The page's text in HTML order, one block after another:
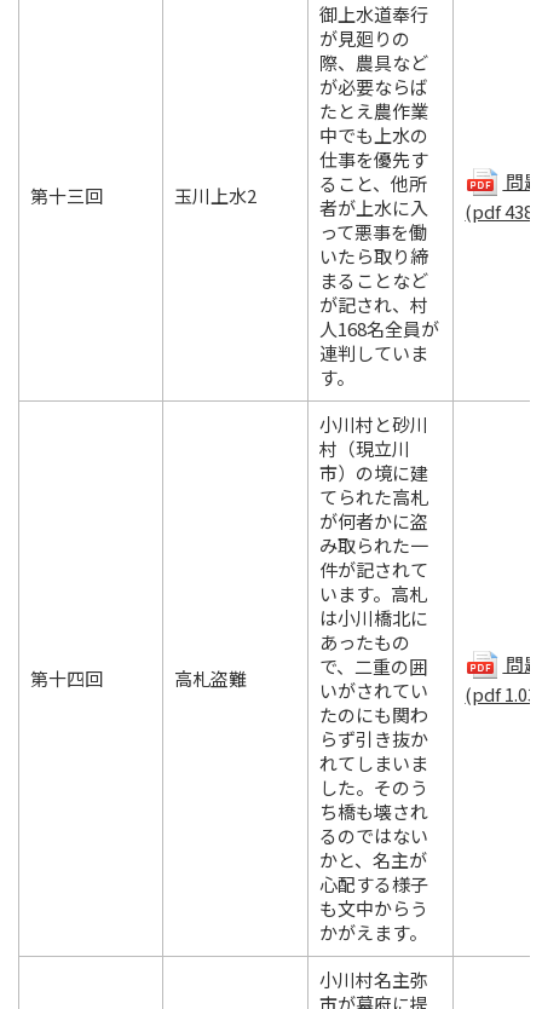
第十三回 玉川上水2
御上水道奉行
が見廻りの
際、農具など
が必要ならば
たとえ農作業
中でも上水の
仕事を優先す
ること、他所
者が上水に入
って悪事を働
いたら取り締
まることなど
が記され、村
人168名全員が
連判していま
す。
問
(pdf 438
第十四回 高札盗難
小川村と砂川
村（現立川
市）の境に建
てられた高札
が何者かに盗
み取られた一
件が記されて
います。高札
は小川橋北に
あったもの
で、二重の囲
いがされてい
たのにも関わ
らず引き抜か
れてしまいま
した。そのう
ち橋も壊され
るのではない
かと、名主が
心配する様子
も文中からう
かがえます。
問
(pdf 1.03
小川村名主弥
市が幕府に提